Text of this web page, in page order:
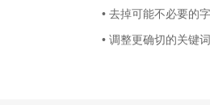
• 去掉可能不必要的
• 调整更确切的关键